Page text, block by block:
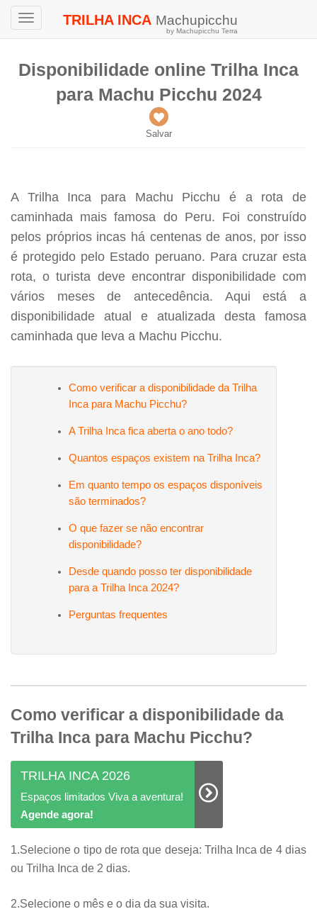
Toggle
TRILHA INCA Machupicchu
by Machupicchu Terra
Disponibilidade online Trilha Inca
para Machu Picchu 2024
Salvar
A Trilha Inca para Machu Picchu é a rota de
caminhada mais famosa do Peru. Foi construído
pelos próprios incas há centenas de anos, por isso
é protegido pelo Estado peruano. Para cruzar esta
rota, o turista deve encontrar disponibilidade com
vários meses de antecedência. Aqui está a
disponibilidade atual e atualizada desta famosa
caminhada que leva a Machu Picchu.
Como verificar a disponibilidade da Trilha
Inca para Machu Picchu?
A Trilha Inca fica aberta o ano todo?
Quantos espaços existem na Trilha Inca?
Em quanto tempo os espaços disponíveis
são terminados?
O que fazer se não encontrar
disponibilidade?
Desde quando posso ter disponibilidade
para a Trilha Inca 2024?
Perguntas frequentes
Como verificar a disponibilidade da
Trilha Inca para Machu Picchu?
TRILHA INCA 2026
Espaços limitados Viva a aventura!
Agende agora!
1.Selecione o tipo de rota que deseja: Trilha Inca de 4 dias
ou Trilha Inca de 2 dias.
2.Selecione o mês e o dia da sua visita.